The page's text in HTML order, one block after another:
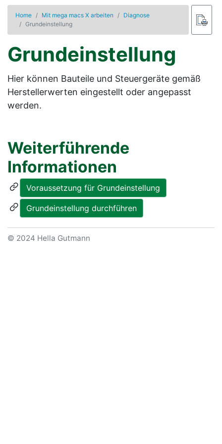
Home Mit mega macs X arbeiten
Diagnose
Grundeinstellung
Grundeinstellung
Hier können Bauteile und Steuergeräte gemäß
Herstellerwerten eingestellt oder angepasst
werden.
Weiterführende
Informationen
Voraussetzung für Grundeinstellung
Grundeinstellung durchführen
© 2024 Hella Gutmann